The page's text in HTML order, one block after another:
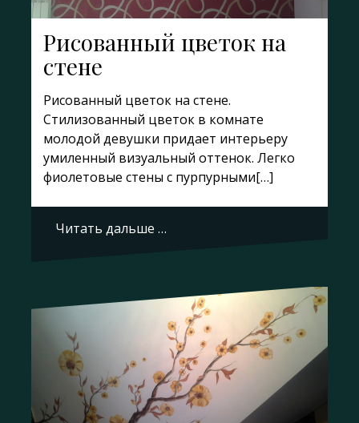
Рисованный цветок на
стене
Рисованный цветок на стене.
Стилизованный цветок в комнате
молодой девушки придает интерьеру
умиленный визуальный оттенок. Легко
фиолетовые стены с пурпурными[…]
Читать дальше …